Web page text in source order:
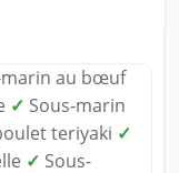
marin au bœuf
✓ Sous-marin
teriyaki ✓
✓ Sous-